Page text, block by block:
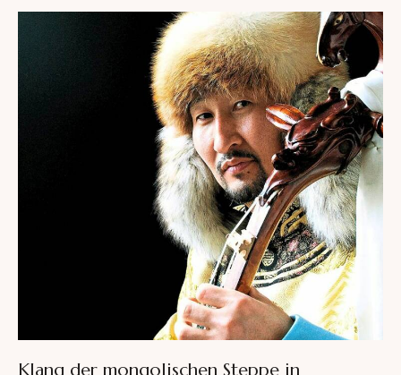
e
Klang der mongolischen Steppe in